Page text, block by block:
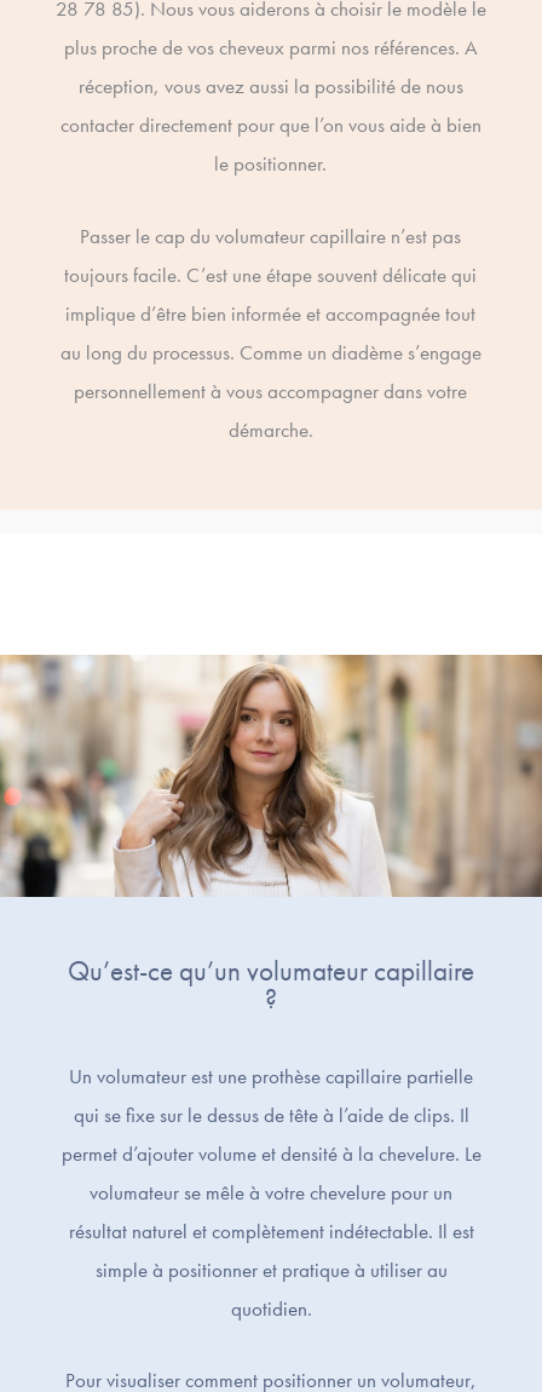
28 78 85). Nous vous aiderons à choisir le modèle le
plus proche de vos cheveux parmi nos références. A
réception, vous avez aussi la possibilité de nous
contacter directement pour que l’on vous aide à bien
le positionner.
Passer le cap du volumateur capillaire n’est pas
toujours facile. C’est une étape souvent délicate qui
implique d’être bien informée et accompagnée tout
au long du processus. Comme un diadème s’engage
personnellement à vous accompagner dans votre
démarche.
Qu’est-ce qu’un volumateur capillaire
?
Un volumateur est une prothèse capillaire partielle
qui se fixe sur le dessus de tête à l’aide de clips. Il
permet d’ajouter volume et densité à la chevelure. Le
volumateur se mêle à votre chevelure pour un
résultat naturel et complètement indétectable. Il est
simple à positionner et pratique à utiliser au
quotidien.
Pour visualiser comment positionner un volumateur,